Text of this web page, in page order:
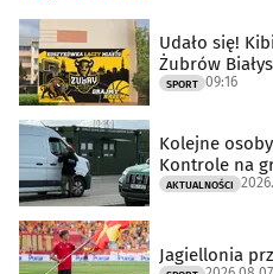
Udało się!
Żubrów
SPORT 09:16
Kolejne
Kontrole na
AKTUALNOŚCI
Jagiellonia